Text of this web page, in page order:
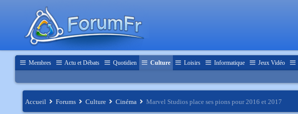
Membres Actu et Débats Quotidien Culture Loisirs Informatique Jeux Vidéo
Accueil Forums Culture Cinéma Marvel Studios place ses pions pour 2016 et 2017